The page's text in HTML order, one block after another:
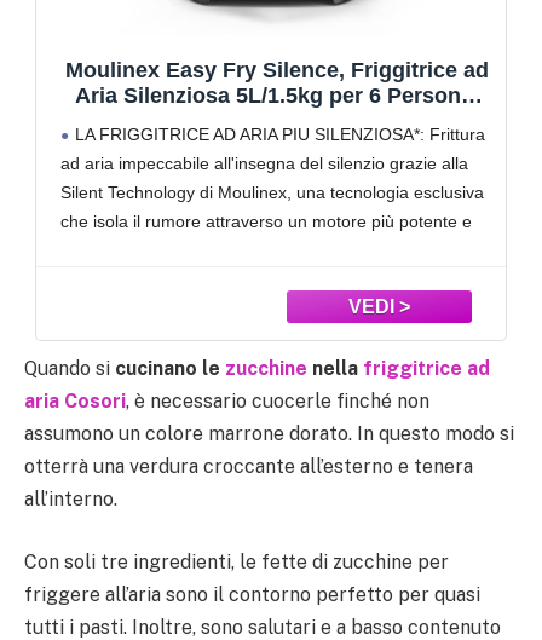
Moulinex Easy Fry Silence, Friggitrice ad
Aria Silenziosa 5L/1.5kg per 6 Persone,
Programmi, Touchscreen, Cestello
Lavabile in Lavastoviglie, Nera, EZ5528
LA FRIGGITRICE AD ARIA PIU SILENZIOSA*: Frittura
ad aria impeccabile all'insegna del silenzio grazie alla
Silent Technology di Moulinex, una tecnologia esclusiva
che isola il rumore attraverso un motore più potente e
Quando si cucinano le zucchine nella friggitrice ad
aria Cosori, è necessario cuocerle finché non
assumono un colore marrone dorato. In questo modo si
otterrà una verdura croccante all’esterno e tenera
all’interno.
Con soli tre ingredienti, le fette di zucchine per
friggere all’aria sono il contorno perfetto per quasi
tutti i pasti. Inoltre, sono salutari e a basso contenuto